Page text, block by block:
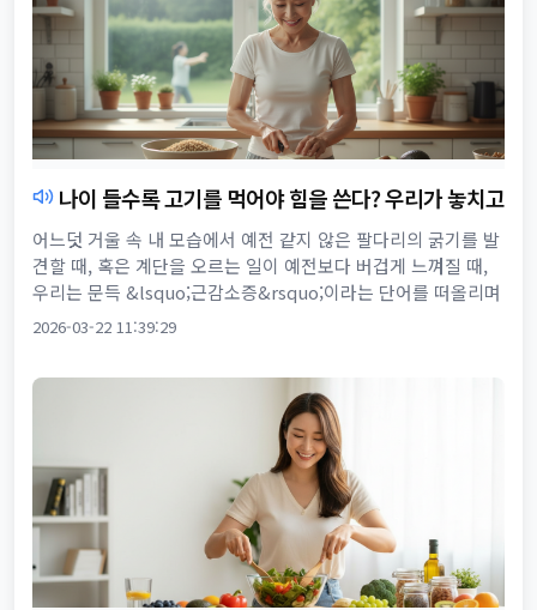
나이 들수록 고기를 먹어야 힘을 쓴다? 우리가 놓치고
있는 ‘근육의 진실’
어느덧 거울 속 내 모습에서 예전 같지 않은 팔다리의 굵기를 발
견할 때, 혹은 계단을 오르는 일이 예전보다 버겁게 느껴질 때,
우리는 문득 &lsquo;근감소증&rsquo;이라는 단어를 떠올리며
불안감을 느낍니다. "나이 들수록 단백질을 잘 챙겨 먹어...
2026-03-22 11:39:29